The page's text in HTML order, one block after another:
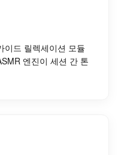
이드 릴렉세이션 모듈
엔진이 세션 간 톤